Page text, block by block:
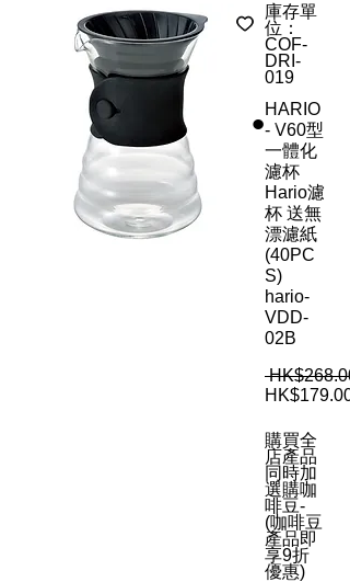
庫存單
位：
COF-
DRI-
019
HARIO
- V60型
一體化
濾杯
Hario濾
杯 送無
漂濾紙
(40PC
S)
hario-
VDD-
02B
HK$179.00
購買全
店產品
同時加
選購咖
啡豆-
(咖啡豆
產品即
享9折
優惠)